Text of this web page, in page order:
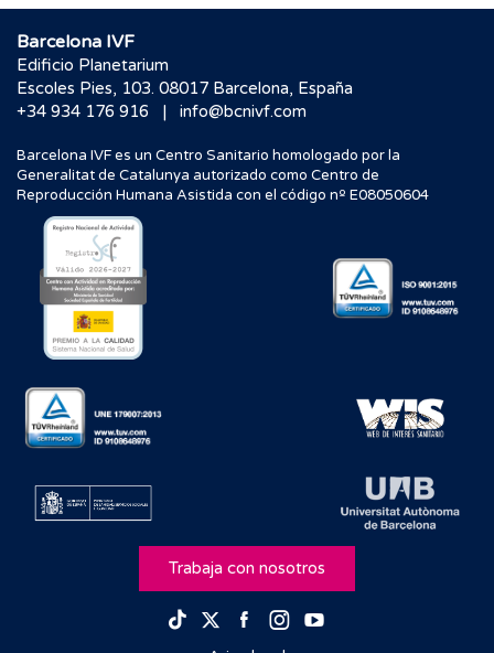
Barcelona IVF
Edificio Planetarium
Escoles Pies, 103. 08017 Barcelona, España
+34 934 176 916
| info@bcnivf.com
Barcelona IVF es un Centro Sanitario homologado por la
Generalitat de Catalunya autorizado como Centro de
Reproducción Humana Asistida con el código nº E08050604
Trabaja con nosotros
TikTokTwitterFacebook
Instagram